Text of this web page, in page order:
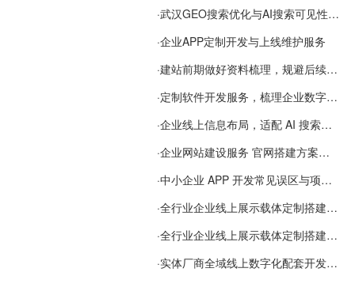
·武汉GEO搜索优化与AI搜索可见性服务
·企业APP定制开发与上线维护服务
·建站前期做好资料梳理，规避后续各类使用难题
·定制软件开发服务，梳理企业数字化落地常见难点
·企业线上信息布局，适配 AI 搜索需要留意这些要点
·企业网站建设服务 官网搭建方案经验分享
·中小企业 APP 开发常见误区与项目规划实用经验
·全行业企业线上展示载体定制搭建服务
·全行业企业线上展示载体定制搭建服务
·实体厂商全域线上数字化配套开发与地域检索优化服务